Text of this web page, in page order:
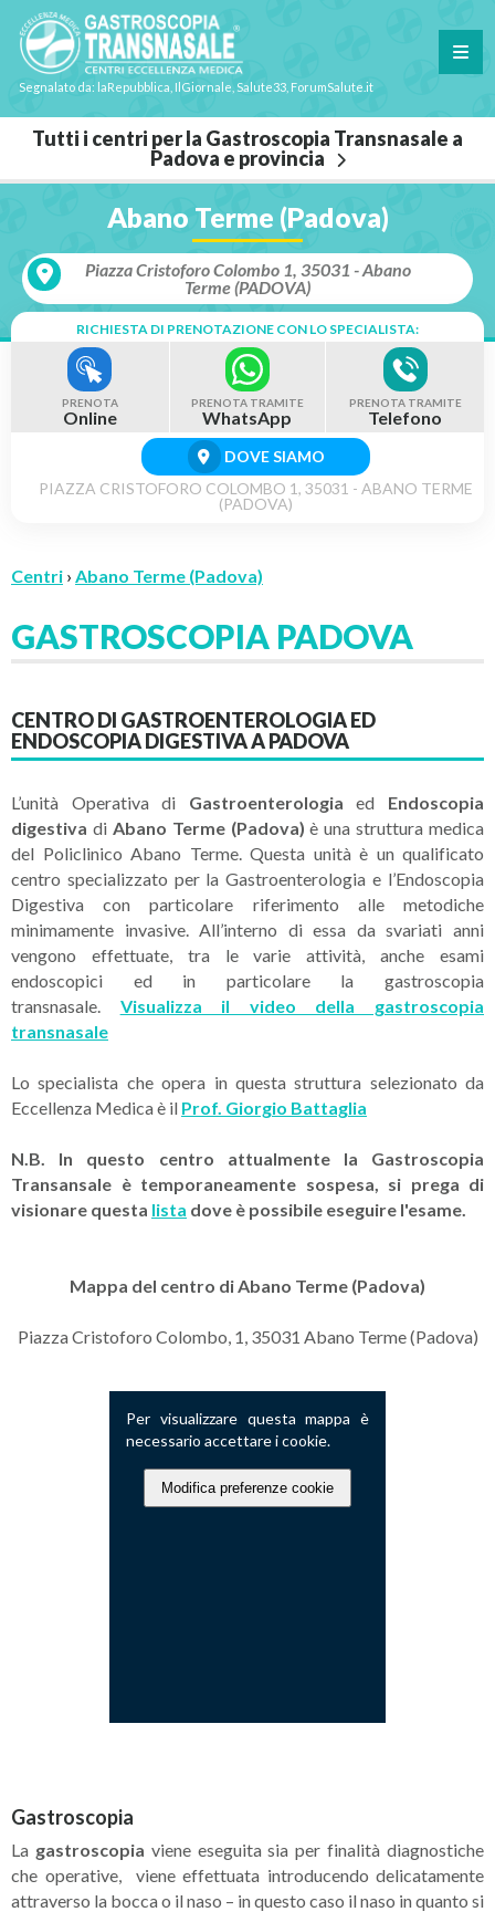
Segnalato da: laRepubblica, IlGiornale, Salute33, ForumSalute.it
Tutti i centri per la Gastroscopia Transnasale a
Padova e provincia
Abano Terme (Padova)
Piazza Cristoforo Colombo 1, 35031 - Abano
Terme (PADOVA)
RICHIESTA DI PRENOTAZIONE CON LO SPECIALISTA:
PRENOTA
Online
PRENOTA TRAMITE
WhatsApp
PRENOTA TRAMITE
Telefono
DOVE SIAMO
PIAZZA CRISTOFORO COLOMBO 1, 35031 - ABANO TERME
(PADOVA)
Centri › Abano Terme (Padova)
GASTROSCOPIA PADOVA
CENTRO DI GASTROENTEROLOGIA ED
ENDOSCOPIA DIGESTIVA A PADOVA
L’unità Operativa di Gastroenterologia ed Endoscopia
digestiva di Abano Terme (Padova) è una struttura medica
del Policlinico Abano Terme. Questa unità è un qualificato
centro specializzato per la Gastroenterologia e l’Endoscopia
Digestiva con particolare riferimento alle metodiche
minimamente invasive. All’interno di essa da svariati anni
vengono effettuate, tra le varie attività, anche esami
endoscopici ed in particolare la gastroscopia
transnasale. Visualizza il video della gastroscopia
transnasale
Lo specialista che opera in questa struttura selezionato da
Eccellenza Medica è il Prof. Giorgio Battaglia
N.B. In questo centro attualmente la Gastroscopia
Transansale è temporaneamente sospesa, si prega di
visionare questa lista dove è possibile eseguire l'esame.
Mappa del centro di Abano Terme (Padova)
Piazza Cristoforo Colombo, 1, 35031 Abano Terme (Padova)
Per visualizzare questa mappa è
necessario accettare i cookie.
Modifica preferenze cookie
Gastroscopia
La gastroscopia viene eseguita sia per finalità diagnostiche
che operative, viene effettuata introducendo delicatamente
attraverso la bocca o il naso – in questo caso il naso in quanto si